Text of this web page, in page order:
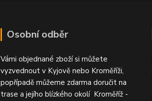
Osobní odběr
Vámi objednané zboží si můžete
vyzvednout v Kyjově nebo Kroměříži,
popřípadě můžeme zdarma doručit na
trase a jejího blízkého okolí Kroměříž -